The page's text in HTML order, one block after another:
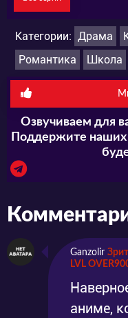
Категории: Драма
Романтика
Школа
Озвучиваем для
Поддержите
Ganzolir
LVL
аниме,